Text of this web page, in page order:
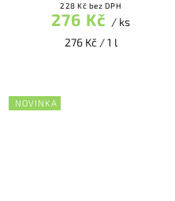
228 Kč bez DPH
276 Kč / ks
276 Kč / 1 l
NOVINKA